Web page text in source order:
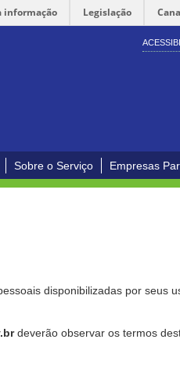
informação Legislação
Sobre o Serviço Empresas
disponibilizadas por seus
deverão observar os termos